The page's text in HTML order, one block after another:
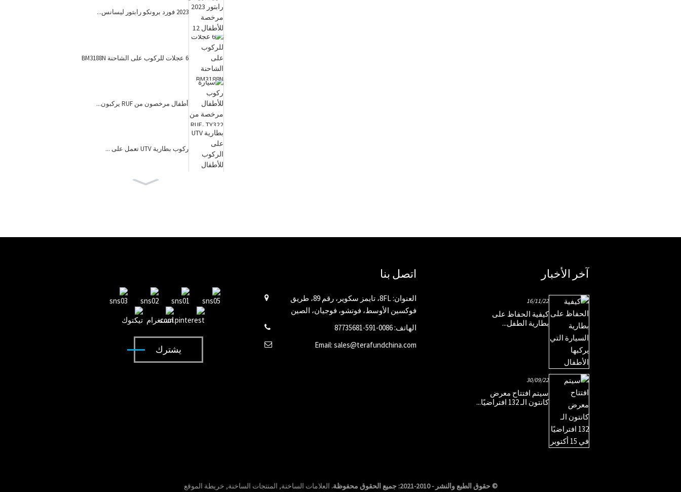
2023 فورد برونكو رابتور ليسانس...
6 عجلات للركوب على الشاحنة BM3188N
أطفال مرخصون من RUF يركبون...
ركوب بطارية UTV تعمل على ...
ركوب الأطفال على جيب YJ2588B
ركوب الأطفال على سيارة جيب YJ2588A
يشترك
اتصل بنا
العنوان: 8FL، تايمز سكوير، رقم 89، طريق
فوكسين الأوسط، فوتشو، فوجيان، الصين
الهاتف: 0086-591-87735681
Email: sales@terafundchina.com
آخر الأخبار
16/11/22
كيفية الحفاظ على
بطارية الطفل...
30/09/22
سيتم افتتاح معرض
كانتون الـ 132 افتراضيًا...
© حقوق الطبع والنشر - 2010-2021: جميع الحقوق محفوظة. العلامات الساخنة, المنتجات الساخنة, خريطة الموقع